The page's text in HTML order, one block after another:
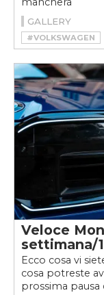
GALLERY
#VOLKSWAGEN
Veloce
settimana/
Ecco cosa vi
cosa potreste
prossima pausa